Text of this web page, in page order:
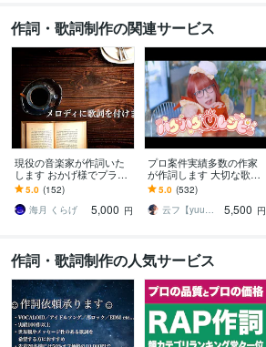
作詞・歌詞制作の関連サービス
現役の音楽家が作詞いた
します おかげ様でプラチ
ナランク！幅広く対応し
ます
5.0 (152)
海月 くらげ
5,000 円
プロ案件実績多数の作家
が作詞します 大切な歌詞
はぜひ人の手で♪趣味のご
利用ならフル9000円!!
5.0 (532)
云フ【yuu】※プロフィールご確認下さい
5,500 円
作詞・歌詞制作の人気サービス